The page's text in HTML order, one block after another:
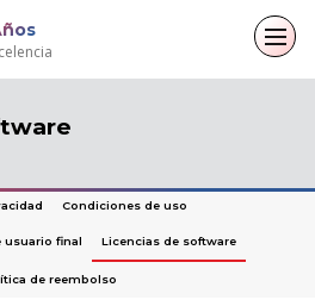
de datos
archivos
correo electrónico
correo electrónico
Condiciones de uso
usuario final Licencias de software
de reembolso